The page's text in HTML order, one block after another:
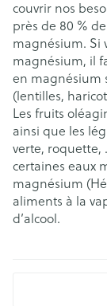
couvrir nos
près de 80 %
magnésium. Si
magnésium, il
en magnésium
(lentilles,
Les fruits
ainsi que les
verte, roquette,
certaines eaux
magnésium
aliments à la
d’alcool.